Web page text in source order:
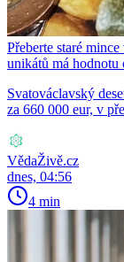
Přeberte staré
unikátů má hodnotu
Svatováclavský
za 660 000 eur, v
VědaŽivě.cz
dnes, 04:56
4 min